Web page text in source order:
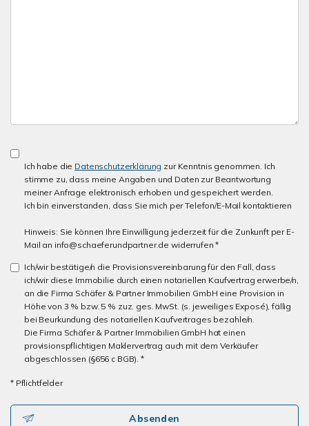
Ich habe die Datenschutzerklärung zur Kenntnis genommen. Ich
stimme zu, dass meine Angaben und Daten zur Beantwortung
meiner Anfrage elektronisch erhoben und gespeichert werden.
Ich bin einverstanden, dass Sie mich per Telefon/E-Mail kontaktieren
Hinweis: Sie können Ihre Einwilligung jederzeit für die Zunkunft per E-
Mail an info@schaeferundpartner.de widerrufen *
Ich/wir bestätige/n die Provisionsvereinbarung für den Fall, dass
ich/wir diese Immobilie durch einen notariellen Kaufvertrag erwerbe/n,
an die Firma Schäfer & Partner Immobilien GmbH eine Provision in
Höhe von 3 % bzw. 5 % zuz. ges. MwSt. (s. jeweiliges Exposé), fällig
bei Beurkundung des notariellen Kaufvertrages bezahle/n.
Die Firma Schäfer & Partner Immobilien GmbH hat einen
provisionspflichtigen Maklervertrag auch mit dem Verkäufer
abgeschlossen (§656 c BGB). *
* Pflichtfelder
Absenden